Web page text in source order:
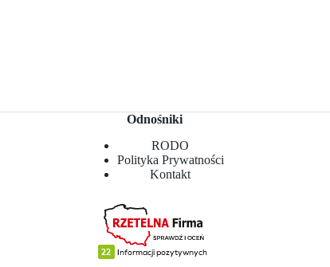
Odnośniki
RODO
Polityka Prywatności
Kontakt